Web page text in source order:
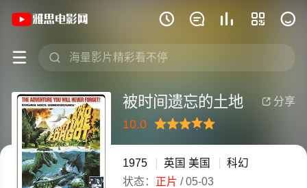
    
 
《被时间遗忘的土地》(1975)英国 / 美
 分享
被时间遗忘的土地
10.0
很差
较差还行推荐
力荐
1975 英国 美国
科幻
状态： 正片 /05-03